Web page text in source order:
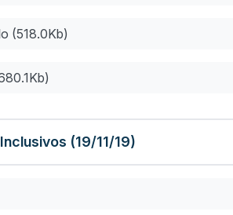
(518.0Kb)
(19/11/19)